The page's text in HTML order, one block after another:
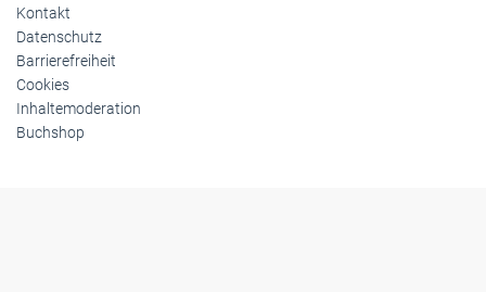
Kontakt
Datenschutz
Barrierefreiheit
Cookies
Inhaltemoderation
Buchshop